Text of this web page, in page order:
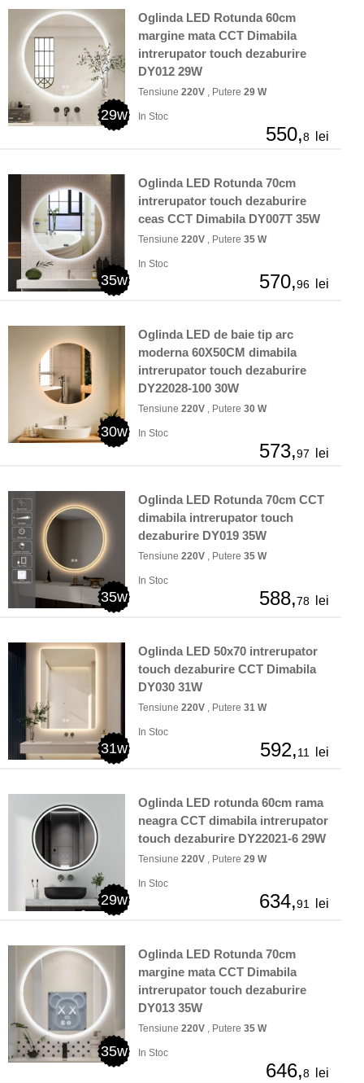
29w
Oglinda LED Rotunda 60cm
margine mata CCT Dimabila
intrerupator touch dezaburire
DY012 29W
Tensiune 220V , Putere 29 W
In Stoc
550,8 lei
35w
Oglinda LED Rotunda 70cm
intrerupator touch dezaburire
ceas CCT Dimabila DY007T 35W
Tensiune 220V , Putere 35 W
In Stoc
570,96 lei
30w
Oglinda LED de baie tip arc
moderna 60X50CM dimabila
intrerupator touch dezaburire
DY22028-100 30W
Tensiune 220V , Putere 30 W
In Stoc
573,97 lei
35w
Oglinda LED Rotunda 70cm CCT
dimabila intrerupator touch
dezaburire DY019 35W
Tensiune 220V , Putere 35 W
In Stoc
588,78 lei
31w
Oglinda LED 50x70 intrerupator
touch dezaburire CCT Dimabila
DY030 31W
Tensiune 220V , Putere 31 W
In Stoc
592,11 lei
29w
Oglinda LED rotunda 60cm rama
neagra CCT dimabila intrerupator
touch dezaburire DY22021-6 29W
Tensiune 220V , Putere 29 W
In Stoc
634,91 lei
35w
Oglinda LED Rotunda 70cm
margine mata CCT Dimabila
intrerupator touch dezaburire
DY013 35W
Tensiune 220V , Putere 35 W
In Stoc
646,8 lei